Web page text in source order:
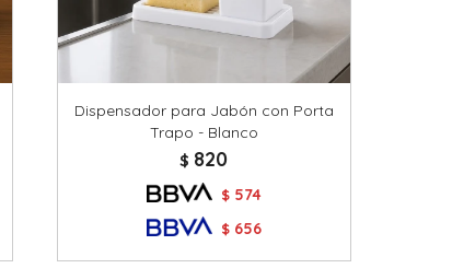
Dispensador para Jabón con Porta
Trapo - Blanco
$ 820
$ 574
$ 656